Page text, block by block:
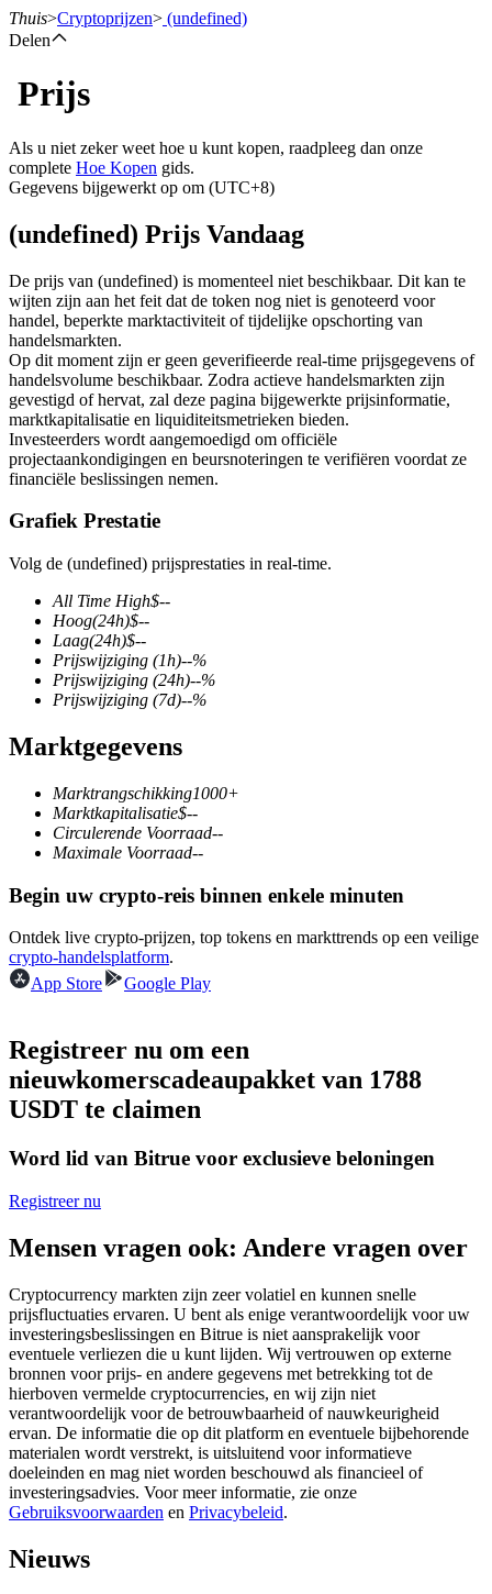
Termijncontracten
USDT-futures
Futures met USDT als onderpand
COIN-M-futures
Cryptocurrency-futures
TradFi
Derivaten voor aandelen, forex, edelmetalen en grondstoffen
USDC-futures
Word een Copy Trader
Thuis>Cryptoprijzen> (undefined)
Delen
Prijs
Als u niet zeker weet hoe u kunt kopen, raadpleeg dan onze
complete Hoe Kopen gids.
Gegevens bijgewerkt op om (UTC+8)
(undefined) Prijs Vandaag
De prijs van (undefined) is momenteel niet beschikbaar. Dit kan te
wijten zijn aan het feit dat de token nog niet is genoteerd voor
handel, beperkte marktactiviteit of tijdelijke opschorting van
handelsmarkten.
Op dit moment zijn er geen geverifieerde real-time prijsgegevens of
handelsvolume beschikbaar. Zodra actieve handelsmarkten zijn
gevestigd of hervat, zal deze pagina bijgewerkte prijsinformatie,
marktkapitalisatie en liquiditeitsmetrieken bieden.
Investeerders wordt aangemoedigd om officiële
projectaankondigingen en beursnoteringen te verifiëren voordat ze
financiële beslissingen nemen.
Grafiek Prestatie
Volg de (undefined) prijsprestaties in real-time.
All Time High$--
Hoog(24h)$--
Laag(24h)$--
Prijswijziging (1h)--%
Prijswijziging (24h)--%
Prijswijziging (7d)--%
Marktgegevens
Marktrangschikking1000+
Marktkapitalisatie$--
Circulerende Voorraad--
Maximale Voorraad--
Begin uw crypto-reis binnen enkele minuten
Ontdek live crypto-prijzen, top tokens en markttrends op een veilige
crypto-handelsplatform.
App Store
Google Play
Registreer nu om een
nieuwkomerscadeaupakket van 1788
USDT te claimen
Word lid van Bitrue voor exclusieve beloningen
Registreer nu
Mensen vragen ook: Andere vragen over
Cryptocurrency markten zijn zeer volatiel en kunnen snelle
prijsfluctuaties ervaren. U bent als enige verantwoordelijk voor uw
investeringsbeslissingen en Bitrue is niet aansprakelijk voor
eventuele verliezen die u kunt lijden. Wij vertrouwen op externe
bronnen voor prijs- en andere gegevens met betrekking tot de
hierboven vermelde cryptocurrencies, en wij zijn niet
verantwoordelijk voor de betrouwbaarheid of nauwkeurigheid
ervan. De informatie die op dit platform en eventuele bijbehorende
materialen wordt verstrekt, is uitsluitend voor informatieve
doeleinden en mag niet worden beschouwd als financieel of
investeringsadvies. Voor meer informatie, zie onze
Gebruiksvoorwaarden en Privacybeleid.
Nieuws